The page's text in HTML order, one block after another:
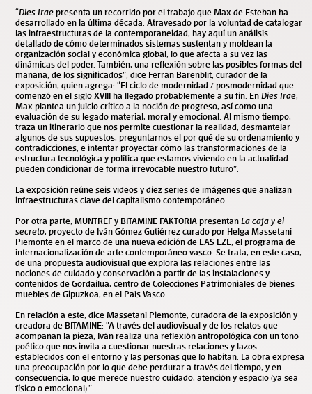
“Dies Irae presenta un recorrido por el trabajo que Max de Esteban ha
desarrollado en la última década. Atravesado por la voluntad de catalogar
las infraestructuras de la contemporaneidad, hay aquí un análisis
detallado de cómo determinados sistemas sustentan y moldean la
organización social y económica global, lo que afecta a su vez las
dinámicas del poder. También, una reflexión sobre las posibles formas del
mañana, de los significados”, dice Ferran Barenblit, curador de la
exposición, quien agrega: “El ciclo de modernidad / posmodernidad que
comenzó en el siglo XVIII ha llegado probablemente a su fin. En Dies Irae,
Max plantea un juicio crítico a la noción de progreso, así como una
evaluación de su legado material, moral y emocional. Al mismo tiempo,
traza un itinerario que nos permite cuestionar la realidad, desmantelar
algunos de sus supuestos, preguntarnos el por qué de su ordenamiento y
contradicciones, e intentar proyectar cómo las transformaciones de la
estructura tecnológica y política que estamos viviendo en la actualidad
pueden condicionar de forma irrevocable nuestro futuro”.
La exposición reúne seis videos y diez series de imágenes que analizan
infraestructuras clave del capitalismo contemporáneo.
Por otra parte, MUNTREF y BITAMINE FAKTORIA presentan La caja y el
secreto, proyecto de Iván Gómez Gutiérrez curado por Helga Massetani
Piemonte en el marco de una nueva edición de EAS EZE, el programa de
internacionalización de arte contemporáneo vasco. Se trata, en este caso,
de una propuesta audiovisual que explora las relaciones entre las
nociones de cuidado y conservación a partir de las instalaciones y
contenidos de Gordailua, centro de Colecciones Patrimoniales de bienes
muebles de Gipuzkoa, en el País Vasco.
En relación a este, dice Massetani Piemonte, curadora de la exposición y
creadora de BITAMINE: “A través del audiovisual y de los relatos que
acompañan la pieza, Iván realiza una reflexión antropológica con un tono
poético que nos invita a cuestionar nuestras relaciones y lazos
establecidos con el entorno y las personas que lo habitan. La obra expresa
una preocupación por lo que debe perdurar a través del tiempo, y en
consecuencia, lo que merece nuestro cuidado, atención y espacio (ya sea
físico o emocional).”